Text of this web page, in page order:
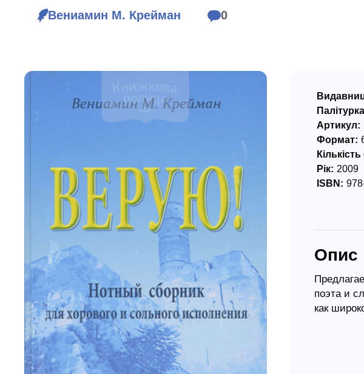
Свіжі надходження, актуальна
література та нові автори на нашій
полиці.
Книги іноземними мовами
Нерелігійні видання
Церковні традиції
Публіцистика
Шлюб і сім`я
Здоров`я / Харчування
Юдаїзм
Огляд релігій
Художня література
Вениамин М. Крейман 0
Артикул:
Формат:
Рік: 2009
ISBN:
Опис
поэта и
как